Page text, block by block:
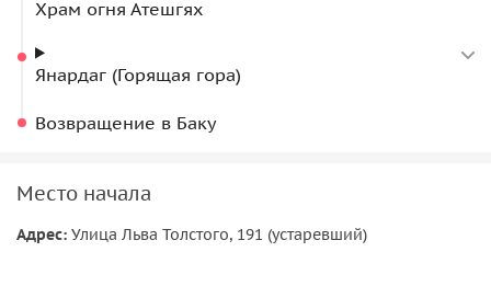
Храм огня Атешгях
Янардаг (Горящая гора)
Возвращение в Баку
Место начала
Адрес: Улица Льва Толстого, 191 (устаревший)